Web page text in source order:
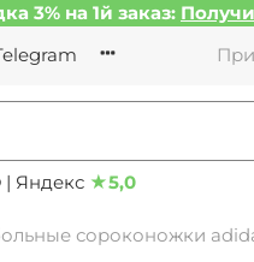
3% на 1й заказ:
| Яндекс ★5,0
сороконожки